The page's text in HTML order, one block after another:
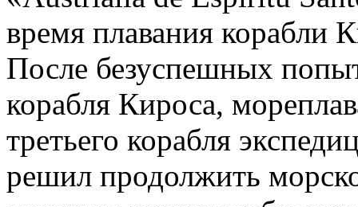
время плавания корабли
После безуспешных
корабля Кироса,
третьего корабля
решил продолжить